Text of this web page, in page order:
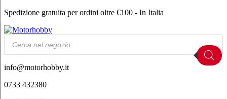
Spedizione gratuita per ordini oltre €100 - In Italia
Products
search
info@motorhobby.it
0733 432380